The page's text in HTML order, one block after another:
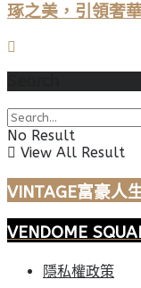
琢之美，引領奢
No Result
View All Result
VINTAGE富豪人
VENDOME
隱私權政策